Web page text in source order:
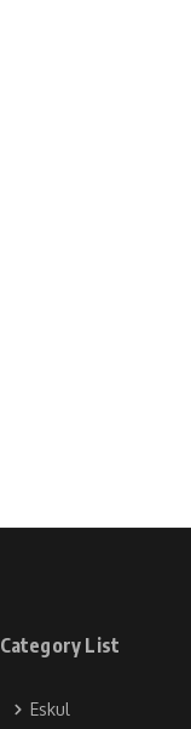
Category List
Eskul